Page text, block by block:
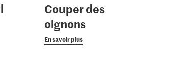
Couper des
oignons
En savoir plus